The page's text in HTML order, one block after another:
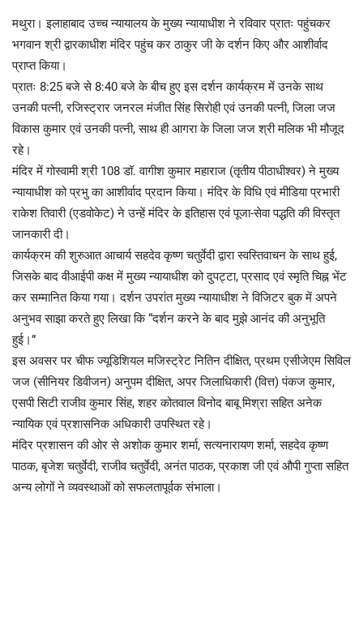
मथुरा। इलाहाबाद उच्च न्यायालय के मुख्य न्यायाधीश ने रविवार प्रातः पहुंचकर
भगवान श्री द्वारकाधीश मंदिर पहुंच कर ठाकुर जी के दर्शन किए और आशीर्वाद
प्राप्त किया।
प्रातः 8:25 बजे से 8:40 बजे के बीच हुए इस दर्शन कार्यक्रम में उनके साथ
उनकी पत्नी, रजिस्ट्रार जनरल मंजीत सिंह सिरोही एवं उनकी पत्नी, जिला जज
विकास कुमार एवं उनकी पत्नी, साथ ही आगरा के जिला जज श्री मलिक भी मौजूद
रहे।
मंदिर में गोस्वामी श्री 108 डॉ. वागीश कुमार महाराज (तृतीय पीठाधीश्वर) ने मुख्य
न्यायाधीश को प्रभु का आशीर्वाद प्रदान किया। मंदिर के विधि एवं मीडिया प्रभारी
राकेश तिवारी (एडवोकेट) ने उन्हें मंदिर के इतिहास एवं पूजा-सेवा पद्धति की विस्तृत
जानकारी दी।
कार्यक्रम की शुरुआत आचार्य सहदेव कृष्ण चतुर्वेदी द्वारा स्वस्तिवाचन के साथ हुई,
जिसके बाद वीआईपी कक्ष में मुख्य न्यायाधीश को दुपट्टा, प्रसाद एवं स्मृति चिह्न भेंट
कर सम्मानित किया गया। दर्शन उपरांत मुख्य न्यायाधीश ने विजिटर बुक में अपने
अनुभव साझा करते हुए लिखा कि “दर्शन करने के बाद मुझे आनंद की अनुभूति
हुई।”
इस अवसर पर चीफ ज्यूडिशियल मजिस्ट्रेट नितिन दीक्षित, प्रथम एसीजेएम सिविल
जज (सीनियर डिवीजन) अनुपम दीक्षित, अपर जिलाधिकारी (वित्त) पंकज कुमार,
एसपी सिटी राजीव कुमार सिंह, शहर कोतवाल विनोद बाबू मिश्रा सहित अनेक
न्यायिक एवं प्रशासनिक अधिकारी उपस्थित रहे।
मंदिर प्रशासन की ओर से अशोक कुमार शर्मा, सत्यनारायण शर्मा, सहदेव कृष्ण
पाठक, बृजेश चतुर्वेदी, राजीव चतुर्वेदी, अनंत पाठक, प्रकाश जी एवं औपी गुप्ता सहित
अन्य लोगों ने व्यवस्थाओं को सफलतापूर्वक संभाला।